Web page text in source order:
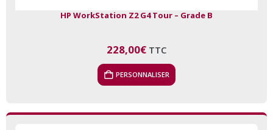
HP WorkStation Z2 G4 Tour – Grade B
228,00€ TTC
PERSONNALISER